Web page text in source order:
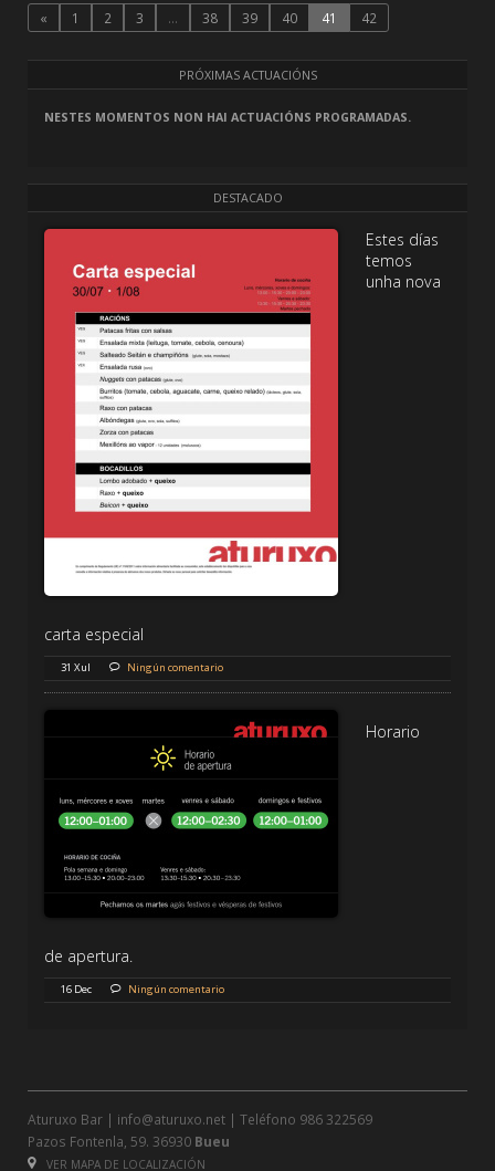
« 1 2 3 … 38 39 40 41 42
PRÓXIMAS ACTUACIÓNS
NESTES MOMENTOS NON HAI ACTUACIÓNS PROGRAMADAS.
DESTACADO
Estes días
temos
unha nova
carta especial
31 Xul Ningún comentario
Horario
de apertura.
16 Dec Ningún comentario
Aturuxo Bar | info@aturuxo.net | Teléfono 986 322569
Pazos Fontenla, 59. 36930 Bueu
VER MAPA DE LOCALIZACIÓN